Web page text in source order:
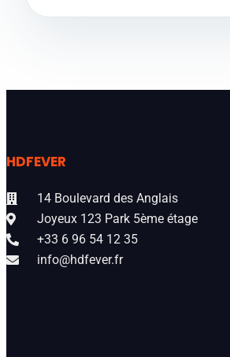
HDFEVER
14 Boulevard des Anglais
Joyeux 123 Park 5ème étage
+33 6 96 54 12 35
info@hdfever.fr